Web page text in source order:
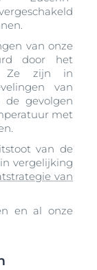
van onze
door het
Ze zijn in
van
de gevolgen
met
van de
vergelijking
van
en al onze